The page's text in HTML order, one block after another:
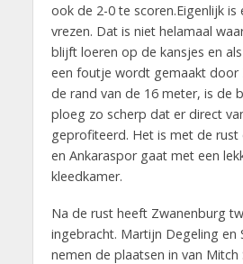
ook de 2-0 te scoren.Eigenlijk is
vrezen. Dat is niet helamaal
blijft loeren op de kansjes en
een foutje wordt gemaakt door
de rand van de 16 meter, is de
ploeg zo scherp dat er direct
geprofiteerd. Het is met de rust
en Ankaraspor gaat met een
kleedkamer.
Na de rust heeft Zwanenburg
ingebracht. Martijn Degeling en
nemen de plaatsen in van Mitch